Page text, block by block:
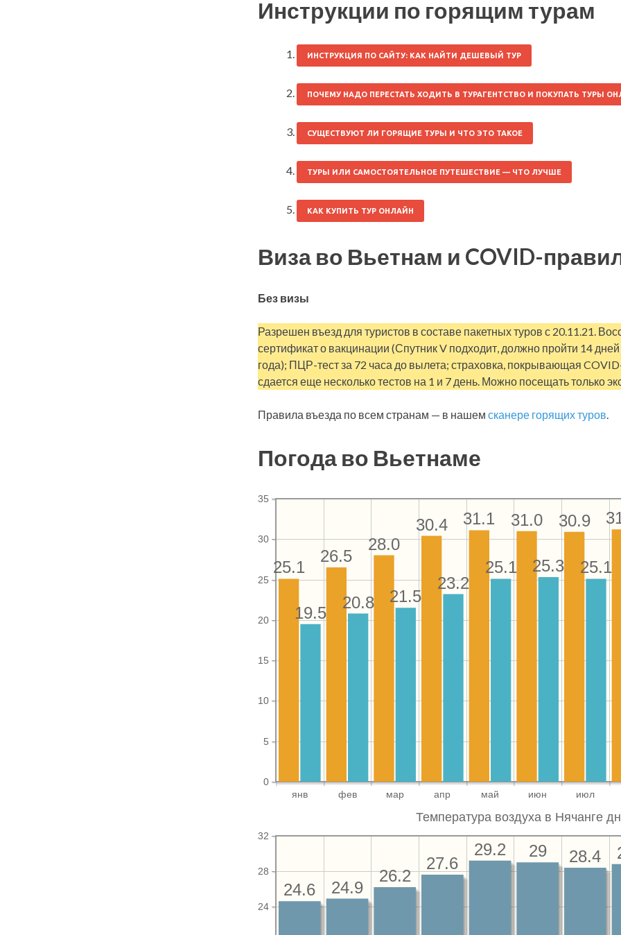
Инструкции по горящим турам
ИНСТРУКЦИЯ ПО САЙТУ: КАК НАЙТИ ДЕШЕВЫЙ ТУР
ПОЧЕМУ НАДО ПЕРЕСТАТЬ ХОДИТЬ В ТУРАГЕНТСТВО И ПОКУПАТЬ ТУРЫ
СУЩЕСТВУЮТ ЛИ ГОРЯЩИЕ ТУРЫ И ЧТО ЭТО ТАКОЕ
ТУРЫ ИЛИ САМОСТОЯТЕЛЬНОЕ ПУТЕШЕСТВИЕ — ЧТО ЛУЧШЕ
КАК КУПИТЬ ТУР ОНЛАЙН
Виза во Вьетнам и COVID-
Без визы
Разрешен въезд для туристов в составе пакетных туров с 20.11.21.
сертификат о вакцинации (Спутник V подходит, должно пройти 14
года); ПЦР-тест за 72 часа до вылета; страховка, покрывающая
сдается еще несколько тестов на 1 и 7 день. Можно посещать только
Правила въезда по всем странам — в нашем сканере горящих туров.
Погода во Вьетнаме